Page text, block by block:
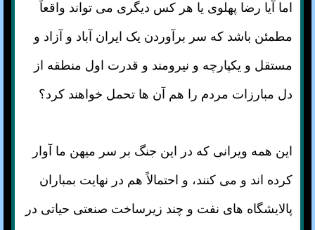
اما آیا رضا پهلوی یا هر کس دیگری می تواند واقعاً
مطمئن باشد که سر برآوردن یک ایران آباد و آزاد و
مستقل و یکپارچه و نیرومند و قدرت اول منطقه از
دل مبارزات مردم را هم آن ها تحمل خواهند کرد؟
این همه ویرانی که در این جنگ بر سر میهن ما آوار
کرده اند و می کنند، و احتمالاً هم در نهایت بمباران
پالایشگاه های نفت و چند زیرساخت صنعتی حیاتی در